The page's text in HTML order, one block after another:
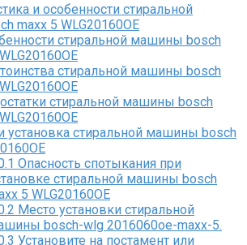
и особенности cтиральной
maxx 5 WLG20160OE
cтиральной машины bosch
стиральной машины bosch
стиральной машины bosch
установка стиральной машины bosch
Опасность спотыкания при
стиральной машины bosch
5 WLG20160OE
Место установки стиральной
bosch-wlg 2016060oe-maxx-5.
Установите на постамент или